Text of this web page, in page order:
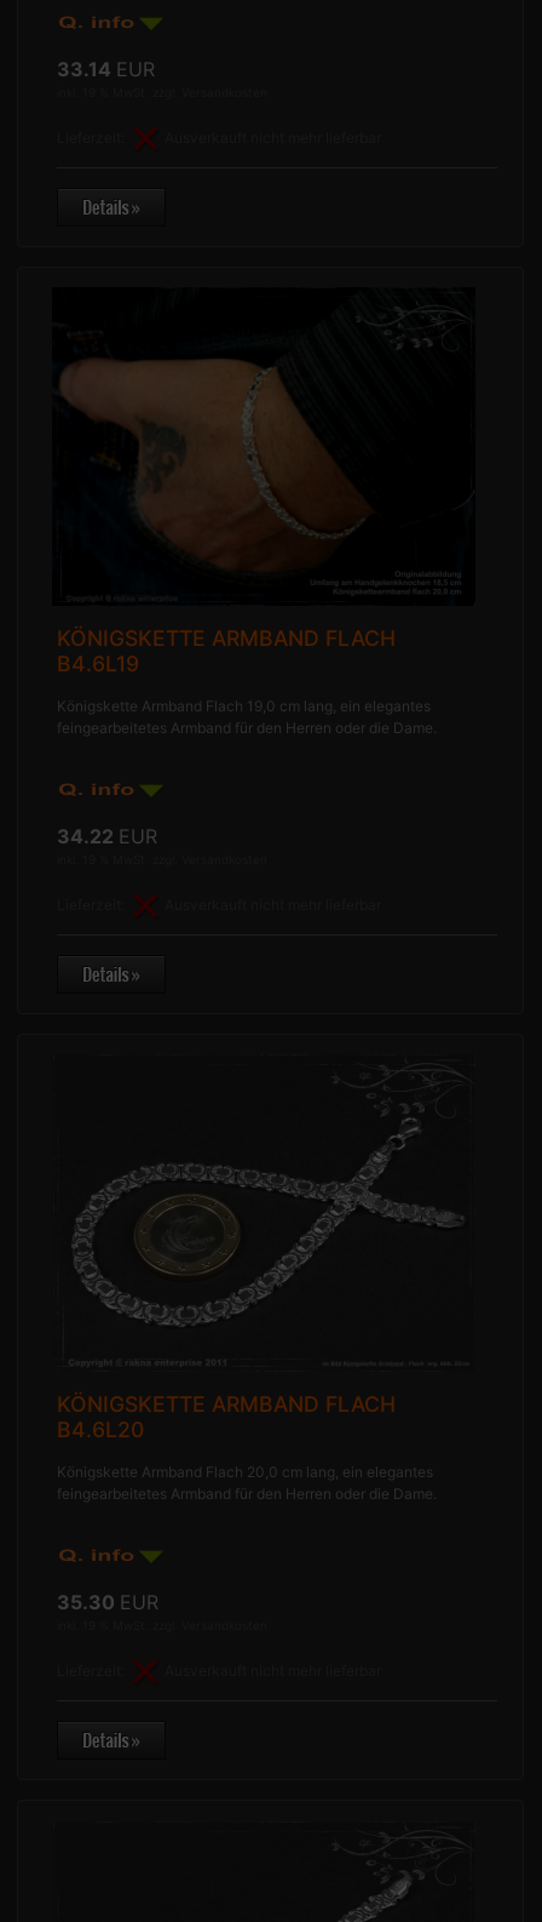
33.14 EUR
KÖNIGSKETTE ARMBAND FLACH
B4.6L19
Königskette Armband Flach 19,0 cm lang, ein elegantes
feingearbeitetes Armband für den Herren oder die Dame.
34.22 EUR
KÖNIGSKETTE ARMBAND FLACH
B4.6L20
Königskette Armband Flach 20,0 cm lang, ein elegantes
feingearbeitetes Armband für den Herren oder die Dame.
35.30 EUR